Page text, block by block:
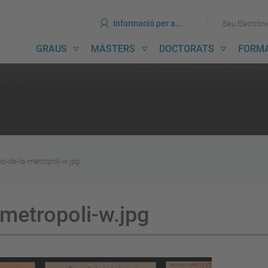
Ves
al
contingut
Ves
al
menú
Informació per a... Seu
GRAUS MÀSTERS DOCTORATS
de-la-metropoli-w.jpg
w.jpg